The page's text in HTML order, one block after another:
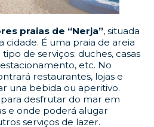
praias de “Nerja”, situada
É uma praia de areia
de serviços: duches, casas
etc. No
restaurantes, lojas e
una bebida ou aperitivo.
desfrutar do mar em
e onde poderá alugar
serviços de lazer.